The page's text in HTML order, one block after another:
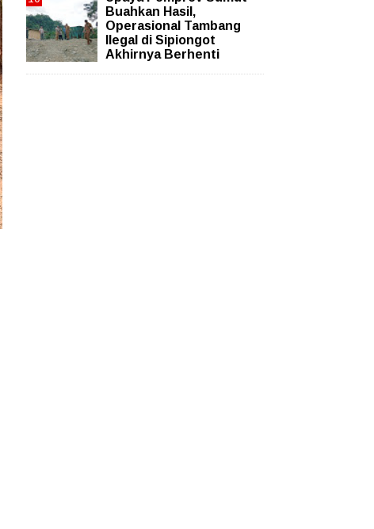
Buahkan Hasil,
Operasional Tambang
Ilegal di Sipiongot
Akhirnya Berhenti